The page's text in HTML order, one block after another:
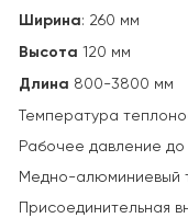
Ширина: 260 мм
Высота 120 мм
Длина 800-3800 мм
Температура
Рабочее давление до
Медно-алюминиевый
Присоединительная